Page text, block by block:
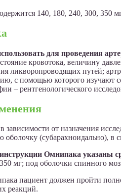
140, 180, 240, 300, 350
для проведения
кровотока, величину
ликворопроводящих путей;
с помощью которого
– рентгенологического
зависимости от назначения
оболочку (субарахноидально),
Омнипака указаны
мг; под оболочки спинного
пациент должен пройти
реакций.